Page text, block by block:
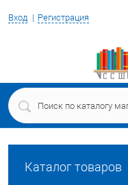
Вход Регистрация
Каталог товаров